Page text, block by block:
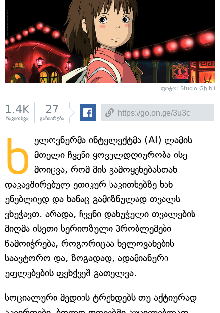
ფოტო: Studio Ghibli
1.4K
წაკითხვა
27
გაზიარება
ხელოვნურმა ინტელექტმა (AI) ლამის მთელი ჩვენი ყოველდღიურობა ისე
მოიცვა, რომ მის გამოყენებასთან
დაკავშირებულ ეთიკურ საკითხებზე ხან
უნებლიედ და ხანაც გამიზნულად თვალს
ვხუჭავთ. არადა, ჩვენი დახუჭული თვალების
მიღმა ისეთი სერიოზული პრობლემები
წამოიჭრება, როგორიცაა ხელოვანების
საავტორო და, ზოგადად, ადამიანური
უფლებების ფეხქვეშ გათელვა.
სოციალური მედიის ტრენდებს თუ აქტიურად